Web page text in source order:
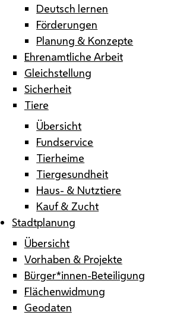
Deutsch lernen
Förderungen
Planung & Konzepte
Ehrenamtliche Arbeit
Gleichstellung
Sicherheit
Tiere
Übersicht
Fundservice
Tierheime
Tiergesundheit
Haus- & Nutztiere
Kauf & Zucht
Stadtplanung
Übersicht
Vorhaben & Projekte
Bürger*innen-Beteiligung
Flächenwidmung
Geodaten